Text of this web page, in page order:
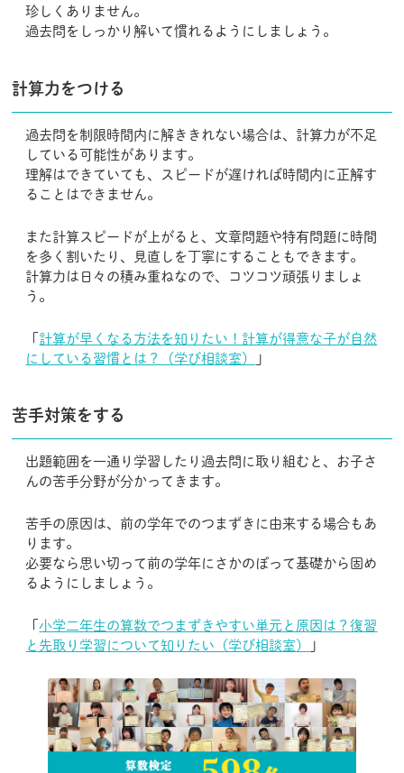
珍しくありません。
過去問をしっかり解いて慣れるようにしましょう。
計算力をつける
過去問を制限時間内に解ききれない場合は、計算力が不足
している可能性があります。
理解はできていても、スピードが遅ければ時間内に正解す
ることはできません。
また計算スピードが上がると、文章問題や特有問題に時間
を多く割いたり、見直しを丁寧にすることもできます。
計算力は日々の積み重ねなので、コツコツ頑張りましょ
う。
計算が早くなる方法を知りたい！計算が得意な子が自然
にしている習慣とは？（学び相談室）
」
苦手対策をする
出題範囲を一通り学習したり過去問に取り組むと、お子さ
んの苦手分野が分かってきます。
苦手の原因は、前の学年でのつまずきに由来する場合もあ
ります。
必要なら思い切って前の学年にさかのぼって基礎から固め
るようにしましょう。
「小学二年生の算数でつまずきやすい単元と原因は？復習
と先取り学習について知りたい（学び相談室）
」